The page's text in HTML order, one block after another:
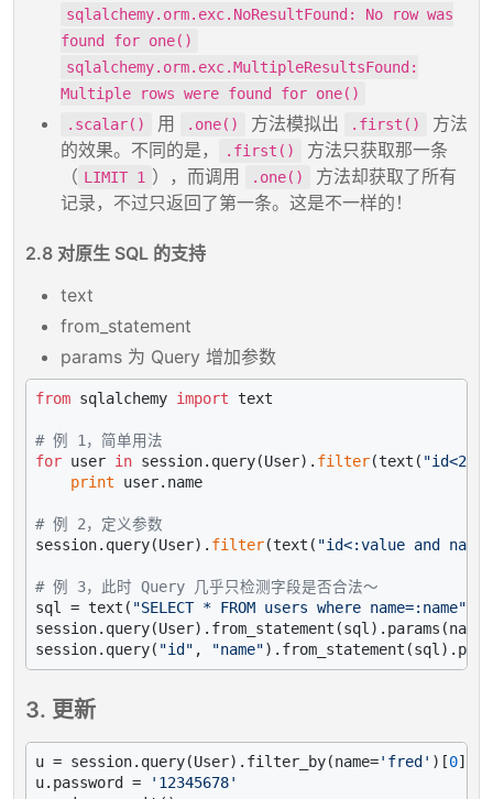
sqlalchemy.orm.exc.NoResultFound: No row was
found for one()
sqlalchemy.orm.exc.MultipleResultsFound:
Multiple rows were found for one()
.scalar()
用 .one() 方法模拟出 .first()
方法
的效果。不同的是，
.first()
方法只获取那一条
（ LIMIT 1 ），而调用 .one()
方法却获取了所有
记录，不过只返回了第一条。这是不一样的！
2.8 对原生 SQL 的支持
text
from_statement
params 为 Query 增加参数
from sqlalchemy import text
# 例 1，简单用法
for user in session.query(User). filter(text( "id<224"
print user.name
# 例 2，定义参数
session.query(User). filter(text( "id<:value and
# 例 3，此时 Query 几乎只检测字段是否合法～
sql = text( "SELECT * FROM users where name=:name"
session.query(User).from_statement(sql).params(name=
session.query( "id" , "name"
3. 更新
u = session.query(User).filter_by(name='fred' )[0]
u.password =
'12345678'